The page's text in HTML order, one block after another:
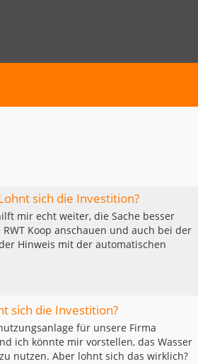
sich die Investition?
mir echt weiter, die Sache besser
Koop anschauen und auch bei der
Hinweis mit der automatischen
sich die Investition?
für unsere Firma
ich könnte mir vorstellen, das Wasser
nutzen. Aber lohnt sich das wirklich?